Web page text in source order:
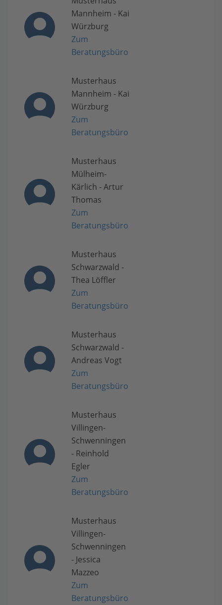
Mannheim - Kai
Würzburg
Zum
Beratungsbüro
Musterhaus
Mannheim - Kai
Würzburg
Zum
Beratungsbüro
Musterhaus
Mülheim-
Kärlich - Artur
Thomas
Zum
Beratungsbüro
Musterhaus
Schwarzwald -
Thea Löffler
Zum
Beratungsbüro
Musterhaus
Schwarzwald -
Andreas Vogt
Zum
Beratungsbüro
Musterhaus
Villingen-
Schwenningen
- Reinhold
Egler
Zum
Beratungsbüro
Musterhaus
Villingen-
Schwenningen
- Jessica
Mazzeo
Zum
Beratungsbüro